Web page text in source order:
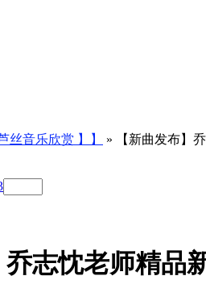
丝音乐欣赏 】】 » 【新曲发布】
乔志忱老师精